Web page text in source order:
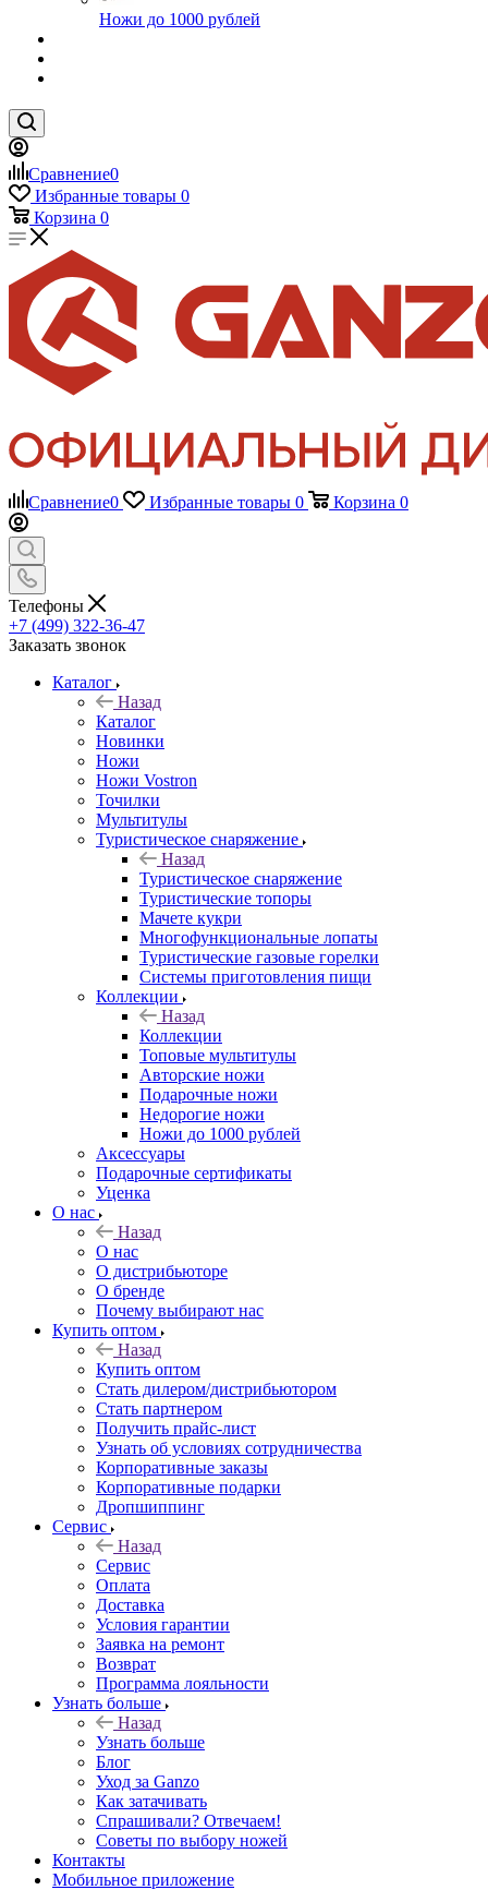
Ножи до 1000 рублей
Сравнение0
Избранные товары 0
Корзина 0
Сравнение0 Избранные товары 0 Корзина 0
Телефоны
+7 (499) 322-36-47
Заказать звонок
Каталог
Назад
Каталог
Новинки
Ножи
Ножи Vostron
Точилки
Мультитулы
Туристическое снаряжение
Назад
Туристическое снаряжение
Туристические топоры
Мачете кукри
Многофункциональные лопаты
Туристические газовые горелки
Системы приготовления пищи
Коллекции
Назад
Коллекции
Топовые мультитулы
Авторские ножи
Подарочные ножи
Недорогие ножи
Ножи до 1000 рублей
Аксессуары
Подарочные сертификаты
Уценка
О нас
Назад
О нас
О дистрибьюторе
О бренде
Почему выбирают нас
Купить оптом
Назад
Купить оптом
Стать дилером/дистрибьютором
Стать партнером
Получить прайс-лист
Узнать об условиях сотрудничества
Корпоративные заказы
Корпоративные подарки
Дропшиппинг
Сервис
Назад
Сервис
Оплата
Доставка
Условия гарантии
Заявка на ремонт
Возврат
Программа лояльности
Узнать больше
Назад
Узнать больше
Блог
Уход за Ganzo
Как затачивать
Спрашивали? Отвечаем!
Советы по выбору ножей
Контакты
Мобильное приложение